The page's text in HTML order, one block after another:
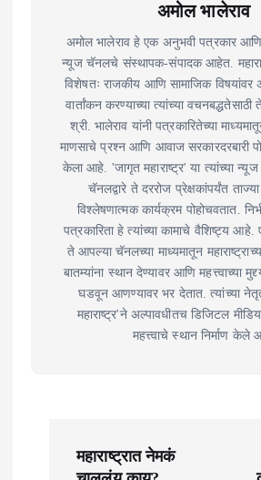
अमोल भालेराव
अमोल भालेराव हे एक अनुभवी पत्रकार आणि
न्यूज चॅनलचे संस्थापक-संपादक आहेत.
विशेषतः राजकीय आणि सामाजिक
वार्तांकन करण्याच्या त्यांच्या
श्री. भालेराव यांनी पत्रकारितेच्या
माणसाचे प्रश्न आणि आवाज सरकारदरबारी
केला आहे. 'जागृत महाराष्ट्र' या त्यांच्या
चॅनलद्वारे ते दररोज प्रेक्षकांपर्यंत
विश्लेषणात्मक कार्यक्रम पोहोचवतात.
पत्रकारिता हे त्यांच्या कामाचे वैशिष्ट्य
ते आपल्या चॅनलच्या माध्यमातून
बातम्यांना स्थान देण्यावर आणि महत्त्वाच्या
घडवून आणण्यावर भर देतात. त्यांच्या
महाराष्ट्र'ने अल्पावधीतच डिजिटल
महत्त्वाचे स्थान निर्माण केले
महाराष्ट्रात नेमकं